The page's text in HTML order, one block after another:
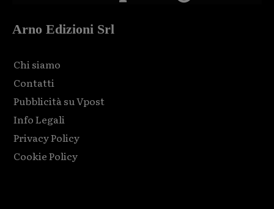
Arno Edizioni Srl
Chi siamo
Contatti
Pubblicità su Vpost
Info Legali
Privacy Policy
Cookie Policy